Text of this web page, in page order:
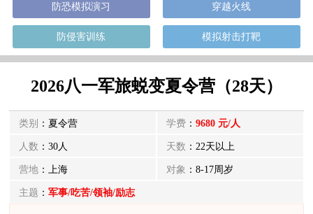
防恐模拟演习 穿越火线
防侵害训练 模拟射击打靶
2026八一军旅蜕变夏令营（28天）
类别 ：夏令营 学费： 9680 元/人
人数 ：30人 天数 ：22天以上
营地 ：上海 对象 ：8-17周岁
主题 ：军事/吃苦/领袖/励志